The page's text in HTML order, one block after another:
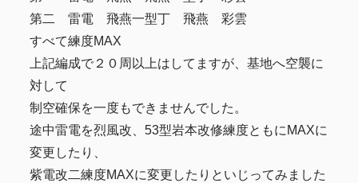
第二 雷電 飛燕一型丁 飛燕 彩雲
すべて練度MAX
上記編成で２０周以上はしてますが、基地へ空襲に
対して
制空確保を一度もできませんでした。
途中雷電を烈風改、53型岩本改修練度ともにMAXに
変更したり、
紫電改二練度MAXに変更したりといじってみました